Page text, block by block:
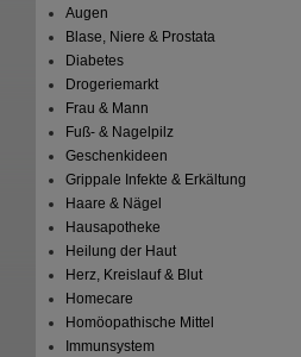
Augen
Blase, Niere & Prostata
Diabetes
Drogeriemarkt
Frau & Mann
Fuß- & Nagelpilz
Geschenkideen
Grippale Infekte & Erkältung
Haare & Nägel
Hausapotheke
Heilung der Haut
Herz, Kreislauf & Blut
Homecare
Homöopathische Mittel
Immunsystem